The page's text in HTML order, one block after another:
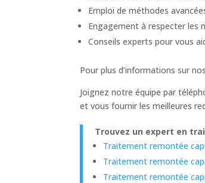
Emploi de méthodes
Engagement à respecter les
Conseils experts pour vous
Pour plus d’informations sur
Joignez notre équipe par
et vous fournir les meilleures
Trouvez un expert en
Traitement remontée
Traitement remontée
Traitement remontée